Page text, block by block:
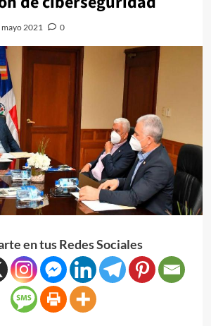
2021 0
en tus Redes Sociales